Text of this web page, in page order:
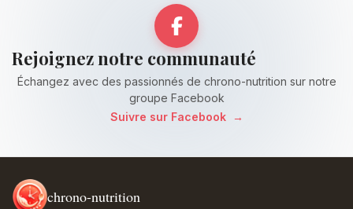
Rejoignez notre communauté
Échangez avec des passionnés de chrono-nutrition sur notre
groupe Facebook
Suivre sur Facebook
→
chrono-nutrition